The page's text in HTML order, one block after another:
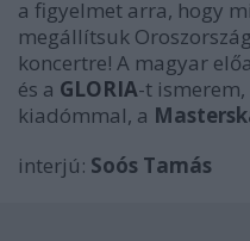
a figyelmet arra, hogy
megállítsuk
koncertre! A magyar
és a GLORIA-t
kiadómmal, a
interjú: Soós Tamás